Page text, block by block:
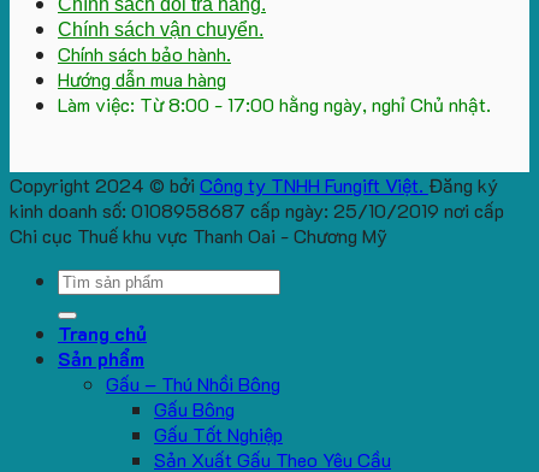
Chính sách đổi trả hàng.
Chính sách vận chuyển.
Chính sách bảo hành.
Hướng dẫn mua hàng
Làm việc: Từ 8:00 - 17:00 hằng ngày, nghỉ Chủ nhật.
Copyright 2024 © bởi Công ty TNHH Fungift Việt. Đăng ký
kinh doanh số: 0108958687 cấp ngày: 25/10/2019 nơi cấp
Chi cục Thuế khu vực Thanh Oai - Chương Mỹ
Search
Trang chủ
Sản phẩm
Gấu – Thú Nhồi Bông
Gấu Bông
Gấu Tốt Nghiệp
Sản Xuất Gấu Theo Yêu Cầu